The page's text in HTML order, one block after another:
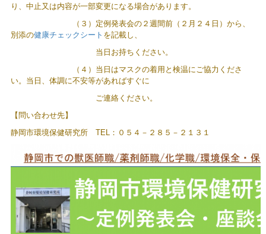
り、中止又は内容が一部変更になる場合があります。
（３）定例発表会の２週間前（２月２４日）から、
別添の健康チェックシート を記載し、
当日お持ちください。
（４）当日はマスクの着用と検温にご協力くださ
い。当日、体調に不安等があればすぐに
ご連絡ください。
【問い合わせ先】
静岡市環境保健研究所 TEL：０５４－２８５－２１３１